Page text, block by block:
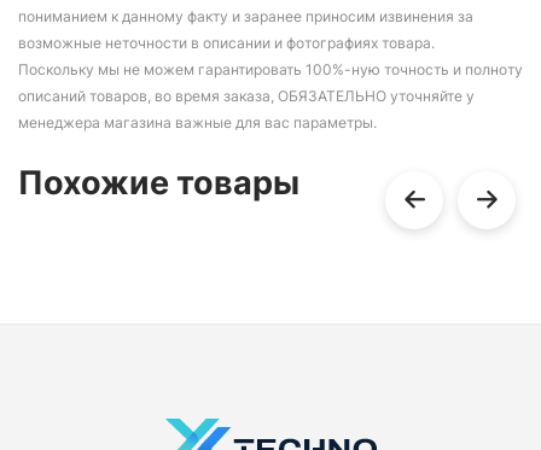
пониманием к данному факту и заранее приносим извинения за
возможные неточности в описании и фотографиях товара.
Поскольку мы не можем гарантировать 100%-ную точность и полноту
описаний товаров, во время заказа, ОБЯЗАТЕЛЬНО уточняйте у
менеджера магазина важные для вас параметры.
Похожие товары